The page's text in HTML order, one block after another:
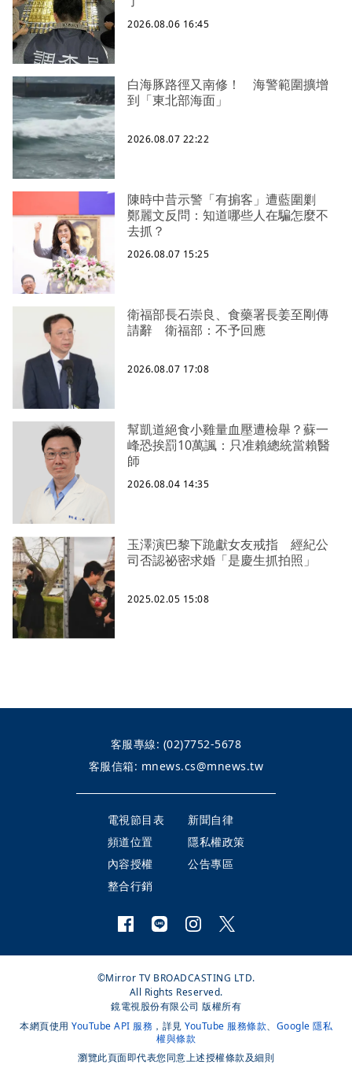
2026.08.06 16:45
白海豚路徑又南修！ 海警範圍擴增
到「東北部海面」
2026.08.07 22:22
陳時中昔示警「有掮客」遭藍圍剿
鄭麗文反問：知道哪些人在騙怎麼不
去抓？
2026.08.07 15:25
衛福部長石崇良、食藥署長姜至剛傳
請辭 衛福部：不予回應
2026.08.07 17:08
幫凱道絕食小雞量血壓遭檢舉？蘇一
峰恐挨罰10萬諷：只准賴總統當賴醫
師
2026.08.04 14:35
玉澤演巴黎下跪獻女友戒指 經紀公
司否認祕密求婚「是慶生抓拍照」
2025.02.05 15:08
客服專線: (02)7752-5678
客服信箱: mnews.cs@mnews.tw
電視節目表
新聞自律
頻道位置
隱私權政策
內容授權
公告專區
整合行銷
©Mirror TV BROADCASTING LTD.
All Rights Reserved.
鏡電視股份有限公司 版權所有
本網頁使用 YouTube API 服務 ，詳見 YouTube 服務條款、 Google 隱私
權與條款
瀏覽此頁面即代表您同意上述授權條款及細則